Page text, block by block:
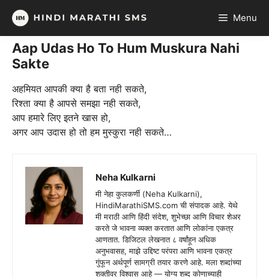
Skip
content
Menu
Aap Udas Ho To Hum Muskura Nahi
Sakte
अहमियत आपकी क्या है बता नही सकते,
रिश्ता क्या है आपसे समझा नही सकते,
आप हमारे लिए इतने खास हो,
अगर आप उदास हो तो हम मुस्कुरा नही सकते…
Neha Kulkarni
मी नेहा कुलकर्णी (Neha Kulkarni),
HindiMarathiSMS.com ची संपादक आहे. येथे
मी मराठी आणि हिंदी संदेश, शुभेच्छा आणि विचार शेअर
करते जे भावना व्यक्त करतात आणि लोकांना एकत्र
आणतात. डिजिटल लेखनात ८ वर्षांहून अधिक
अनुभवासह, माझे उद्दिष्ट परंपरा आणि भावना एकत्र
गुंफून अर्थपूर्ण सामग्री तयार करणे आहे. मला शब्दांच्या
शक्तीवर विश्वास आहे — योग्य शब्द कोणाच्याही